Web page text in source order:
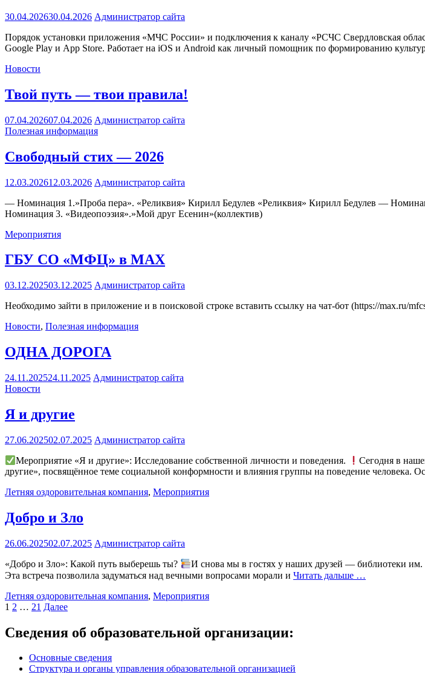
30.04.202630.04.2026 Администратор сайта
Порядок установки приложения «МЧС России» и подключения к каналу «РСЧС Свердловская
Google Play и App Store. Работает на iOS и Android как личный помощник по формированию
Новости
Твой путь — твои правила!
07.04.202607.04.2026 Администратор сайта
Полезная информация
Свободный стих — 2026
12.03.202612.03.2026 Администратор сайта
— Номинация 1.»Проба пера». «Реликвия» Кирилл Бедулев «Реликвия» Кирилл Бедулев —
Номинация 3. «Видеопоэзия».»Мой друг Есенин»(коллектив)
Мероприятия
ГБУ СО «МФЦ» в MAX
03.12.202503.12.2025 Администратор сайта
Необходимо зайти в приложение и в поисковой строке вставить ссылку на чат-бот (https://
Новости, Полезная информация
ОДНА ДОРОГА
24.11.202524.11.2025 Администратор сайта
Новости
Я и другие
27.06.202502.07.2025 Администратор сайта
Мероприятие «Я и другие»: Исследование собственной личности и поведения.
Сегодня в
другие», посвящённое теме социальной конформности и влияния группы на поведение человека.
Летняя оздоровительная компания, Мероприятия
Добро и Зло
26.06.202502.07.2025 Администратор сайта
«Добро и Зло»: Какой путь выберешь ты?
И снова мы в гостях у наших друзей — библиотеки им.
Эта встреча позволила задуматься над вечными вопросами морали и Читать дальше …
Летняя оздоровительная компания, Мероприятия
Пагинация
записей
1 2 … 21 Далее
Сведения об образовательной организации:
Основные сведения
Структура и органы управления образовательной организацией